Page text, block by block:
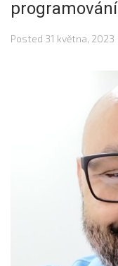
programování
Posted 31 května, 2023